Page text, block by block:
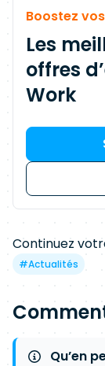
Boostez
Les
offres
Work
Continuez
#Actualités
Qu’en